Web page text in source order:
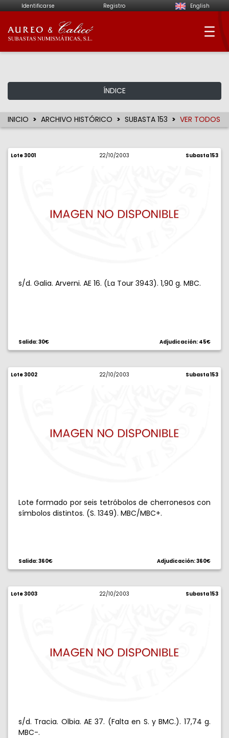
Identificarse Registro English
Aureo & Calicó -
ÍNDICE
INICIO ARCHIVO HISTÓRICO SUBASTA 153 VER TODOS
Lote 3001 22/10/2003 Subasta 153
s/d. Galia. Arverni. AE 16. (La Tour 3943). 1,90 g. MBC.
Salida: 30€ Adjudicación: 45€
Lote 3002 22/10/2003 Subasta 153
Lote formado por seis tetróbolos de cherronesos con
símbolos distintos. (S. 1349). MBC/MBC+.
Salida: 360€ Adjudicación: 360€
Lote 3003 22/10/2003 Subasta 153
s/d. Tracia. Olbia. AE 37. (Falta en S. y BMC.). 17,74 g.
MBC-.